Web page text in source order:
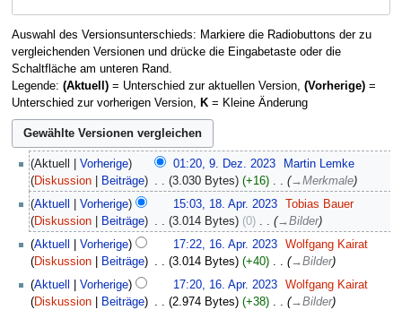
Auswahl des Versionsunterschieds: Markiere die Radiobuttons der zu
vergleichenden Versionen und drücke die Eingabetaste oder die
Schaltfläche am unteren Rand.
Legende: (Aktuell)= Unterschied zur aktuellen Version, (Vorherige)=
Unterschied zur vorherigen Version, K= Kleine Änderung
Dezember
2023
Aktuell Vorherige 01:20, 9. Dez. 2023
Martin Lemke
Diskussion
Beiträge 3.030 Bytes +16 ‎ →Merkmale
April
2023
Aktuell Vorherige 15:03, 18. Apr. 2023
Tobias Bauer
Diskussion
Beiträge 3.014 Bytes 0 ‎ →Bilder
16.
April
Aktuell Vorherige 17:22, 16. Apr. 2023
Wolfgang Kairat
Diskussion
Beiträge 3.014 Bytes +40 ‎ →Bilder
Aktuell
Vorherige 17:20, 16. Apr. 2023
Wolfgang Kairat
Diskussion
Beiträge 2.974 Bytes +38 ‎ →Bilder